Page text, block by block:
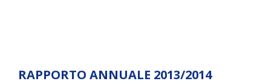
RAPPORTO ANNUALE 2013/2014